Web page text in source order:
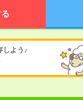
しよう♪